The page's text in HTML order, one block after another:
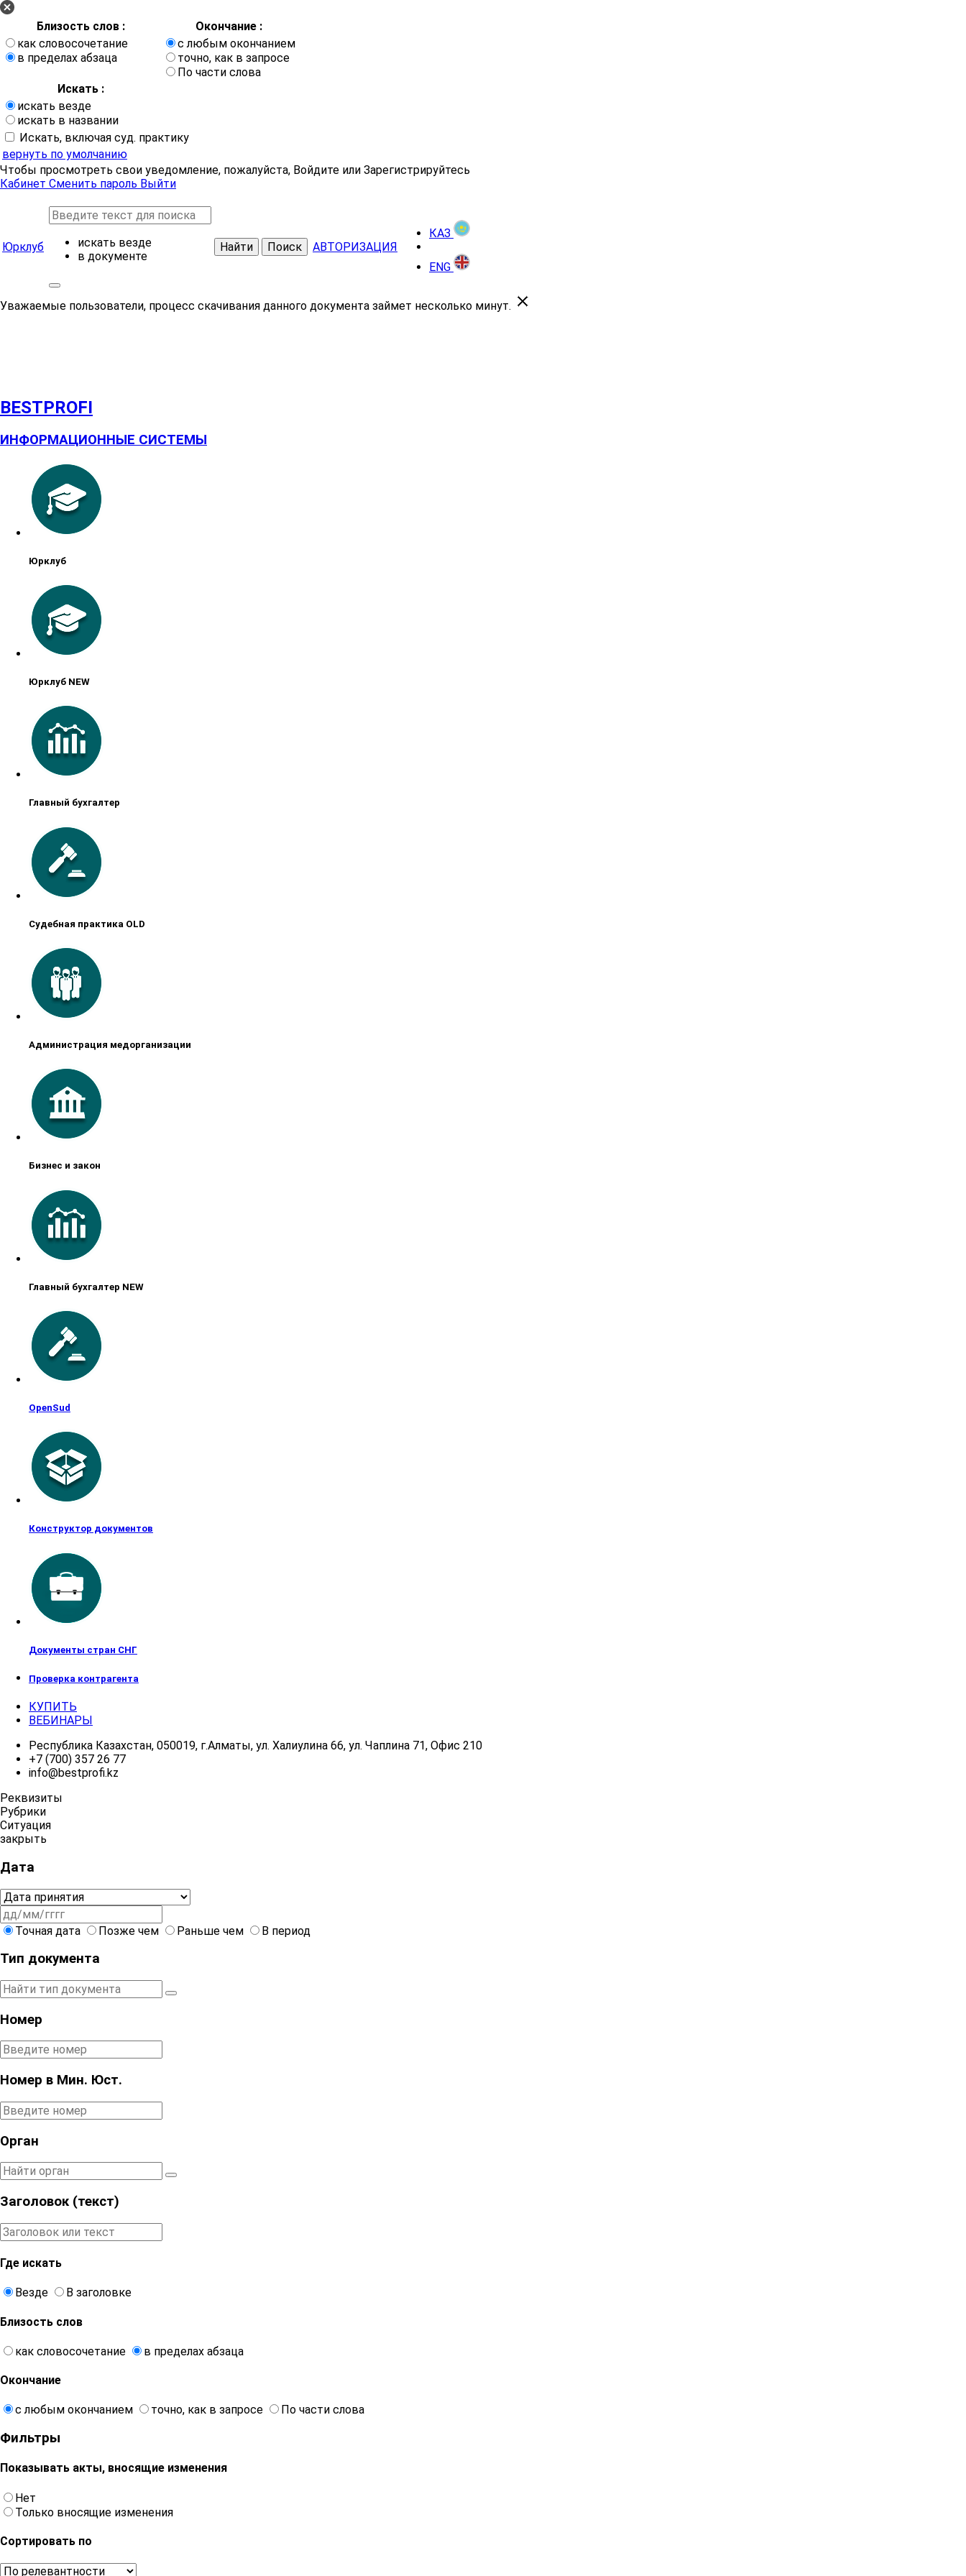
Близость слов :
Окончание :
как словосочетание
в пределах абзаца
с любым окончанием
точно, как в запросе
По части слова
Искать :
искать везде
искать в названии
Искать, включая суд. практику
вернуть по умолчанию
Чтобы просмотреть свои уведомление, пожалуйста, Войдите или Зарегистрируйтесь
Кабинет Сменить пароль Выйти
Юрклуб
искать везде
в документе
Найти Поиск АВТОРИЗАЦИЯ
КАЗ
ENG
Уважаемые пользователи, процесс скачивания данного документа займет несколько минут.
BESTPROFI
ИНФОРМАЦИОННЫЕ СИСТЕМЫ
Юрклуб
Юрклуб NEW
Главный бухгалтер
Судебная практика OLD
Администрация медорганизации
Бизнес и закон
Главный бухгалтер NEW
OpenSud
Конструктор документов
Документы стран СНГ
Проверка контрагента
КУПИТЬ
ВЕБИНАРЫ
Республика Казахстан, 050019, г.Алматы, ул. Халиулина 66, ул. Чаплина 71, Офис 210
+7 (700) 357 26 77
info@bestprofi.kz
Реквизиты
Рубрики
Ситуация
закрыть
Дата
Точная дата Позже чем Раньше чем В период
Тип документа
Номер
Номер в Мин. Юст.
Орган
Заголовок (текст)
Где искать
Везде В заголовке
Близость слов
как словосочетание в пределах абзаца
Окончание
с любым окончанием точно, как в запросе По части слова
Фильтры
Показывать акты, вносящие изменения
Нет
Только вносящие изменения
Сортировать по